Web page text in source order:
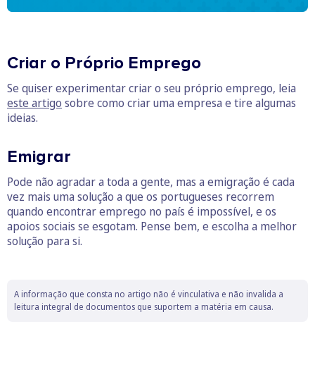
Criar o Próprio Emprego
Se quiser experimentar criar o seu próprio emprego, leia
este artigo sobre como criar uma empresa e tire algumas
ideias.
Emigrar
Pode não agradar a toda a gente, mas a emigração é cada
vez mais uma solução a que os portugueses recorrem
quando encontrar emprego no país é impossível, e os
apoios sociais se esgotam. Pense bem, e escolha a melhor
solução para si.
A informação que consta no artigo não é vinculativa e não invalida a
leitura integral de documentos que suportem a matéria em causa.